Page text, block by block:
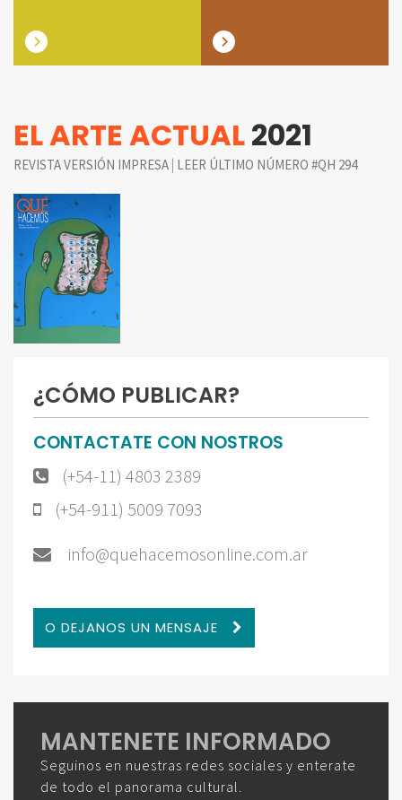
EL ARTE ACTUAL2021
REVISTA VERSIÓN IMPRESA | LEER ÚLTIMO NÚMERO #QH 294
¿CÓMO PUBLICAR?
CONTACTATE CON NOSTROS
(+54-11) 4803 2389
(+54-911) 5009 7093
info@quehacemosonline.com.ar
O DEJANOS UN MENSAJE
MANTENETE INFORMADO
Seguinos en nuestras redes sociales y enterate
de todo el panorama cultural.